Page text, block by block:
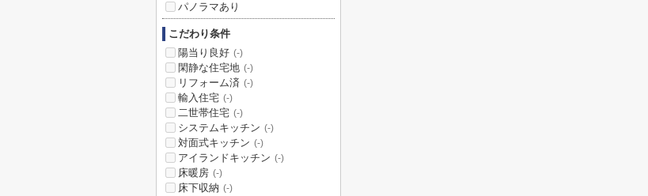
パノラマあり
こだわり条件
陽当り良好 (-)
閑静な住宅地 (-)
リフォーム済 (-)
輸入住宅 (-)
二世帯住宅 (-)
システムキッチン (-)
対面式キッチン (-)
アイランドキッチン (-)
床暖房 (-)
床下収納 (-)